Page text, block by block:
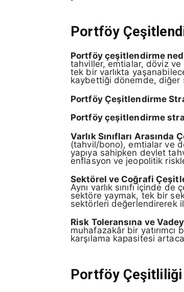
Portföy
Portföy çeşitlendirme
tahviller, emtialar, döviz ve
tek bir varlıkta
kaybettiği dönemde, diğer
Portföy Çeşitlendirme
Portföy çeşitlendirme
Varlık Sınıfları Arasında
(tahvil/bono), emtialar ve
yapıya sahipken devlet
enflasyon ve jeopolitik
Sektörel ve Coğrafi
Aynı varlık sınıfı içinde
sektöre yaymak, tek bir
sektörleri değerlendirerek
Risk Toleransına ve
muhafazakâr bir yatırımcı
karşılama kapasitesi
Portföy Çeşitliliği